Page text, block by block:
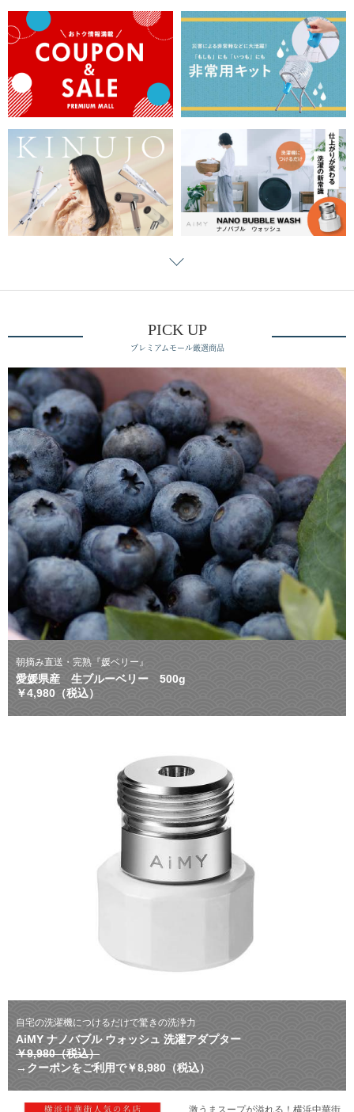
PICK UP
プレミアムモール厳選商品
朝摘み直送・完熟『媛ベリー』
愛媛県産 生ブルーベリー 500g
￥4,980（税込）
自宅の洗濯機につけるだけで驚きの洗浄力
AiMY ナノバブル ウォッシュ 洗濯アダプター
￥9,980（税込）
→クーポンをご利用で￥8,980（税込）
激うまスープが溢れる！横浜中華街